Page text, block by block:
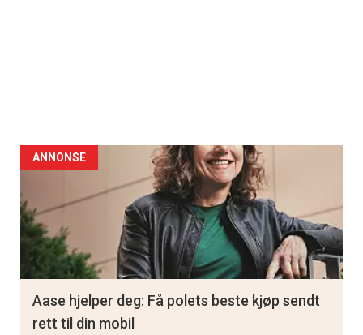
ANNONSE
Aase hjelper deg: Få polets beste kjøp sendt
rett til din mobil